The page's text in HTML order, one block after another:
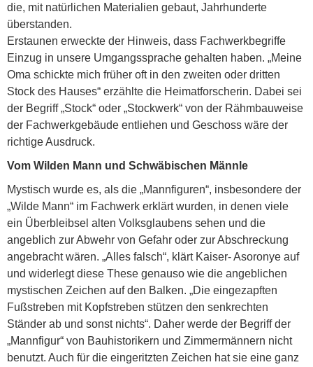
die, mit natürlichen Materialien gebaut, Jahrhunderte
überstanden.
Erstaunen erweckte der Hinweis, dass Fachwerkbegriffe
Einzug in unsere Umgangssprache gehalten haben. „Meine
Oma schickte mich früher oft in den zweiten oder dritten
Stock des Hauses“ erzählte die Heimatforscherin. Dabei sei
der Begriff „Stock“ oder „Stockwerk“ von der Rähmbauweise
der Fachwerkgebäude entliehen und Geschoss wäre der
richtige Ausdruck.
Vom Wilden Mann und Schwäbischen Männle
Mystisch wurde es, als die „Mannfiguren“, insbesondere der
„Wilde Mann“ im Fachwerk erklärt wurden, in denen viele
ein Überbleibsel alten Volksglaubens sehen und die
angeblich zur Abwehr von Gefahr oder zur Abschreckung
angebracht wären. „Alles falsch“, klärt Kaiser- Asoronye auf
und widerlegt diese These genauso wie die angeblichen
mystischen Zeichen auf den Balken. „Die eingezapften
Fußstreben mit Kopfstreben stützen den senkrechten
Ständer ab und sonst nichts“. Daher werde der Begriff der
„Mannfigur“ von Bauhistorikern und Zimmermännern nicht
benutzt. Auch für die eingeritzten Zeichen hat sie eine ganz